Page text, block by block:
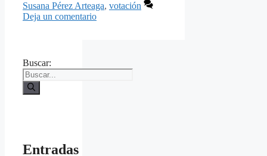
Susana Pérez Arteaga, votación
Deja un comentario
Buscar:
Entradas